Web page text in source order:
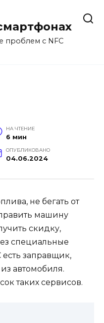
проблем с NFC
НА ЧТЕНИЕ
6 мин
ОПУБЛИКОВАНО
04.06.2024
не бегать от
машину
скидку,
специальные
заправщик,
автомобиля.
таких сервисов.